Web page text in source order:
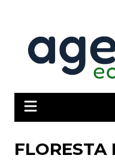
conteúdo
FLORESTA